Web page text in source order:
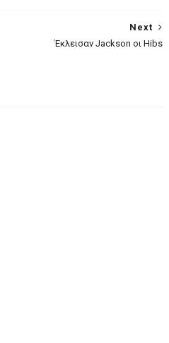
Next
Έκλεισαν Jackson οι Hibs